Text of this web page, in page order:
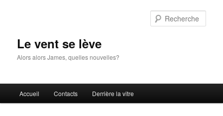
Le vent se lève
Alors alors James, quelles nouvelles?
principal
Accueil Contacts Derrière la vitre